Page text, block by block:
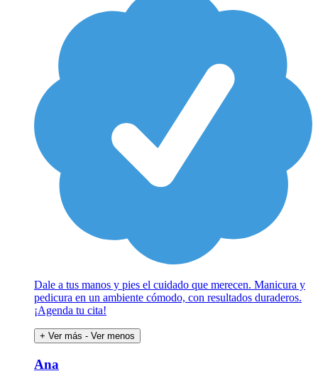
Dale a tus manos y pies el cuidado que merecen. Manicura y
pedicura en un ambiente cómodo, con resultados duraderos.
¡Agenda tu cita!
+ Ver más - Ver menos
Ana